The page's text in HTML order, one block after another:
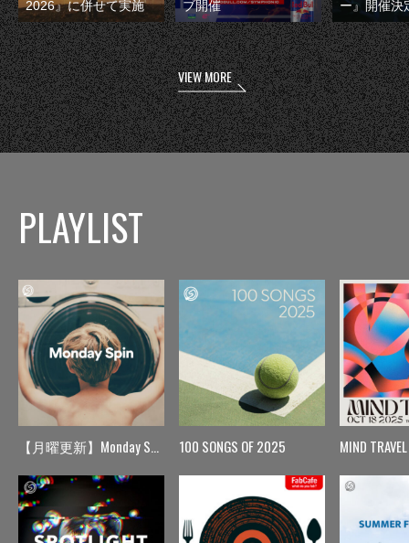
2026』に併せて実施
ブ開催
ー』開催決
VIEW MORE
PLAYLIST
【月曜更新】Monday Spin 100 SONGS OF 2025 MIND TRAVEL